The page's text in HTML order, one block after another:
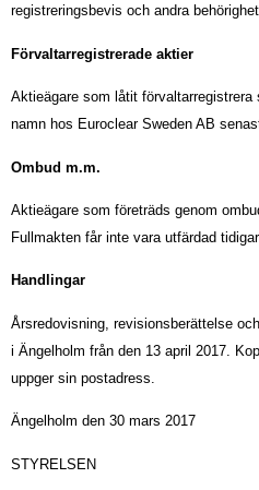
registreringsbevis och andra
Förvaltarregistrerade aktier
Aktieägare som låtit
namn hos Euroclear Sweden AB
Ombud m.m.
Aktieägare som företräds genom
Fullmakten får inte vara utfärdad
Handlingar
Årsredovisning, revisionsberättelse
i Ängelholm från den 13 april 2017.
uppger sin postadress.
Ängelholm den 30 mars 2017
STYRELSEN